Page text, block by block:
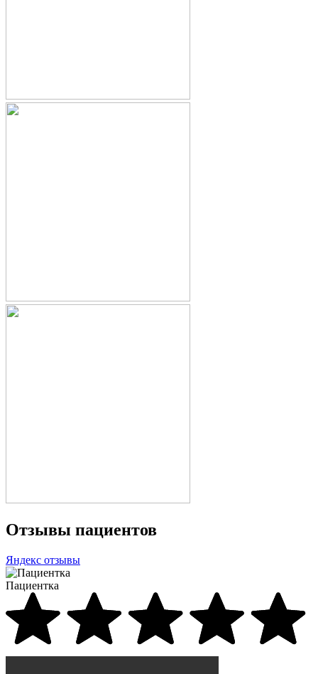
Отзывы пациентов
Яндекс отзывы
Пациентка